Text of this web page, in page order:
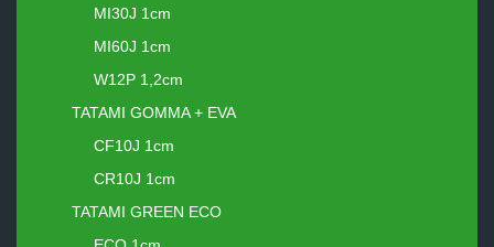
MI30J 1cm
MI60J 1cm
W12P 1,2cm
TATAMI GOMMA + EVA
CF10J 1cm
CR10J 1cm
TATAMI GREEN ECO